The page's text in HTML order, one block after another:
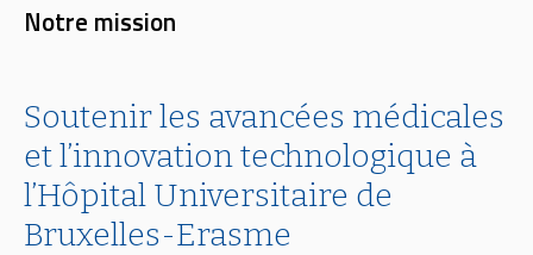
Notre mission
Soutenir les avancées médicales
et l’innovation technologique à
l’Hôpital Universitaire de
Bruxelles-Erasme